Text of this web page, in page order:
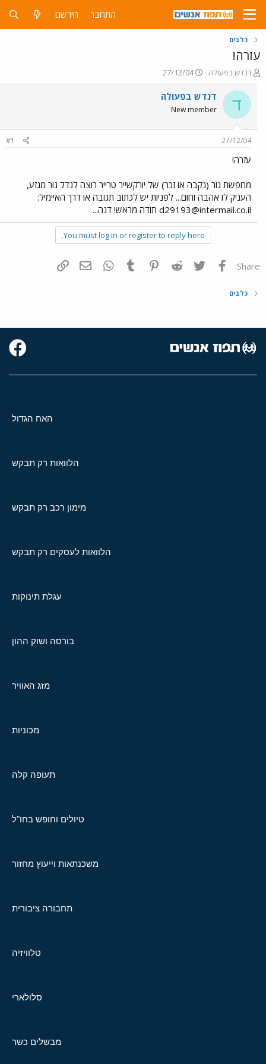
התחבר הירשם
כלבים
עזרה!
פ
ו
ת
ח
ה
ש
א
דנדש בפעולה
פ
ו
ר
ם
27/12/04
ד דנדש בפעולה
New member
27/12/04
#1
עזרה!
מחפשת גור (נקבה או זכר) של יורקשייר טרייר רוצה לגדל גור מגזע,
העניק לו אהבה וחום... לפניות יש לכתוב תגובה או דרך האיימיל:
d29193@intermail.co.il תודה מראש! דנה...
You must log in or register to reply here.
Share: פייסבוק Twitter
Reddit
Pinterest
Tumblr
WhatsAppדואר אלקטרוני
כלבים
האח הגדול
הלוואות רק תבקש
מימון רכב רק תבקש
הלוואות לעסקים רק תבקש
עגלת תינוקות
בורסה ושוק ההון
מזג האוויר
מכוניות
תעופה קלה
טיולים וחופש בחו"ל
משכנתאות וייעוץ מחזור
תחבורה ציבורית
טלוויזיה
סלולארי
מבשלים כשר